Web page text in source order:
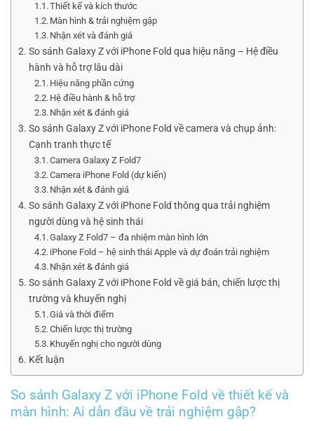
Thiết kế và kích thước
Màn hình & trải nghiệm gập
Nhận xét và đánh giá
So sánh Galaxy Z với iPhone Fold qua hiệu năng – Hệ điều
hành và hỗ trợ lâu dài
Hiệu năng phần cứng
Hệ điều hành & hỗ trợ
Nhận xét & đánh giá
So sánh Galaxy Z với iPhone Fold về camera và chụp ảnh:
Cạnh tranh thực tế
Camera Galaxy Z Fold7
Camera iPhone Fold (dự kiến)
Nhận xét & đánh giá
So sánh Galaxy Z với iPhone Fold thông qua trải nghiệm
người dùng và hệ sinh thái
Galaxy Z Fold7 – đa nhiệm màn hình lớn
iPhone Fold – hệ sinh thái Apple và dự đoán trải nghiệm
Nhận xét & đánh giá
So sánh Galaxy Z với iPhone Fold về giá bán, chiến lược thị
trường và khuyến nghị
Giá và thời điểm
Chiến lược thị trường
Khuyến nghị cho người dùng
Kết luận
So sánh Galaxy Z với iPhone Fold về thiết kế và
màn hình: Ai dẫn đầu về trải nghiệm gập?